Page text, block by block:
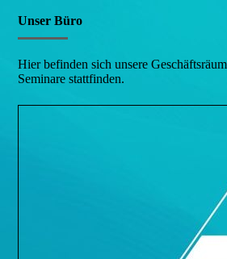
Unser Büro
Hier befinden sich unsere
Seminare stattfinden.